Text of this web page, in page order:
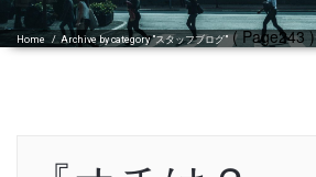
Home /Archive by category "スタッフブログ"( Page243 )